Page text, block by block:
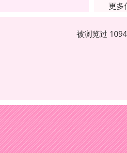
更多
被浏览过